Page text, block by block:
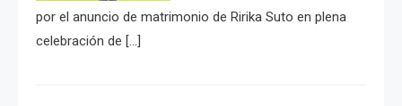
por el anuncio de matrimonio de Ririka Suto en plena
celebración de […]